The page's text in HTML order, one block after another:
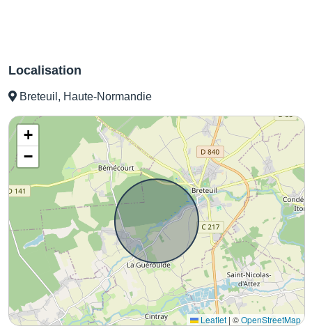
Localisation
Breteuil, Haute-Normandie
+
−
Leaflet | ©OpenStreetMap